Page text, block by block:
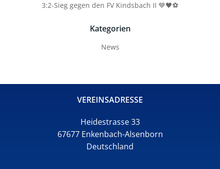
3:2-Sieg gegen den FV Kindsbach II 💙🖤⚽
Kategorien
News
VEREINSADRESSE
Heidestrasse 33
67677 Enkenbach-Alsenborn
Deutschland